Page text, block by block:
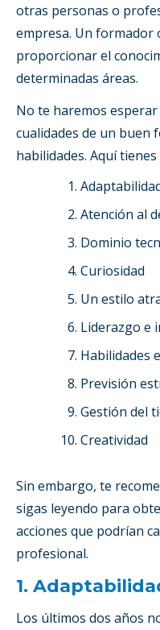
otras personas o
empresa. Un formador
proporcionar el
determinadas áreas.
No te haremos
cualidades de un buen
habilidades. Aquí tienes
Atención al
Dominio
Curiosidad
Un estilo
Liderazgo e
Habilidades
Previsión
Gestión del
Creatividad
Sin embargo, te
sigas leyendo para
acciones que podrían
profesional.
1.
Los últimos dos años